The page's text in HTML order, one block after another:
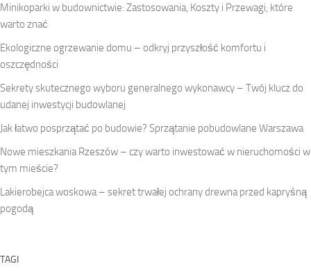
Minikoparki w budownictwie: Zastosowania, Koszty i Przewagi, które
warto znać
Ekologiczne ogrzewanie domu – odkryj przyszłość komfortu i
oszczędności
Sekrety skutecznego wyboru generalnego wykonawcy – Twój klucz do
udanej inwestycji budowlanej
Jak łatwo posprzątać po budowie? Sprzątanie pobudowlane Warszawa
Nowe mieszkania Rzeszów – czy warto inwestować w nieruchomości w
tym mieście?
Lakierobejca woskowa – sekret trwałej ochrany drewna przed kapryśną
pogodą
TAGI